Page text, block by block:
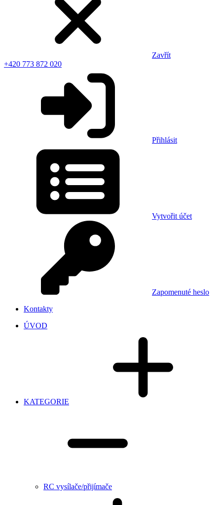
Zavřít
+420 773 872 020
Přihlásit
Vytvořit účet
Zapomenuté heslo
Kontakty
ÚVOD
KATEGORIE
RC vysílače/přijímače